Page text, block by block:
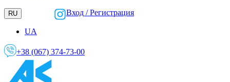
RU
UA
Вход / Регистрация
+38 (067) 374-73-00